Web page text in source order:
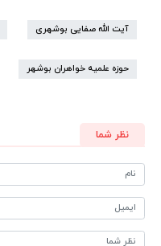
آیت الله صفایی بوشهری
حوزه علمیه خواهران بوشهر
نظر شما